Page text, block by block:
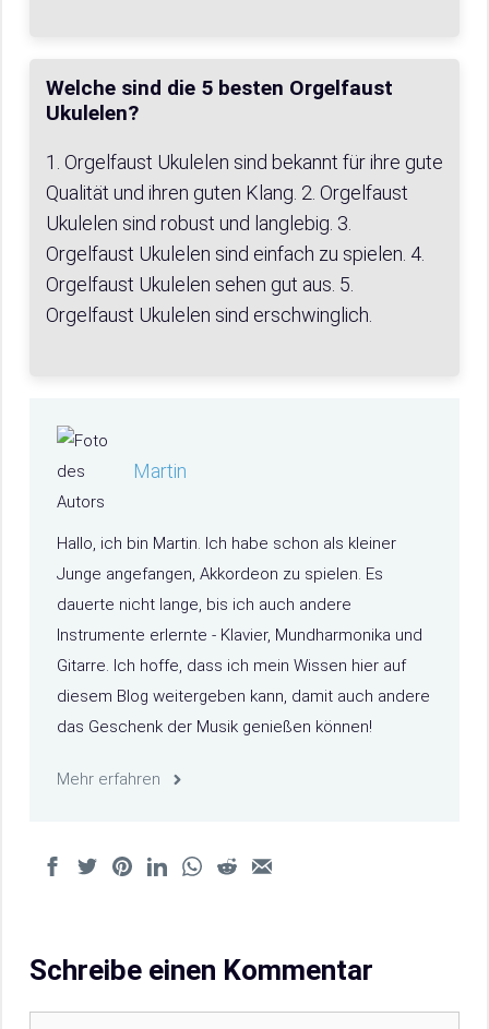
Welche sind die 5 besten Orgelfaust
Ukulelen?
1. Orgelfaust Ukulelen sind bekannt für ihre gute
Qualität und ihren guten Klang. 2. Orgelfaust
Ukulelen sind robust und langlebig. 3.
Orgelfaust Ukulelen sind einfach zu spielen. 4.
Orgelfaust Ukulelen sehen gut aus. 5.
Orgelfaust Ukulelen sind erschwinglich.
Martin
Hallo, ich bin Martin. Ich habe schon als kleiner
Junge angefangen, Akkordeon zu spielen. Es
dauerte nicht lange, bis ich auch andere
Instrumente erlernte - Klavier, Mundharmonika und
Gitarre. Ich hoffe, dass ich mein Wissen hier auf
diesem Blog weitergeben kann, damit auch andere
das Geschenk der Musik genießen können!
Mehr erfahren
Schreibe einen Kommentar